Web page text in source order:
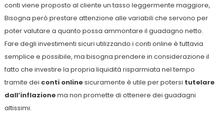
conti viene proposto al cliente un tasso leggermente maggiore,
Bisogna però prestare attenzione alle variabili che servono per
poter valutare a quanto possa ammontare il guadagno netto.
Fare degli investimenti sicuri utilizzando i conti online è tuttavia
semplice e possibile, ma bisogna prendere in considerazione il
fatto che investire la propria liquidità risparmiata nel tempo
tramite dei conti onlinesicuramente è utile per potersi tutelare
dall’inflazionema non promette di ottenere dei guadagni
altissimi.